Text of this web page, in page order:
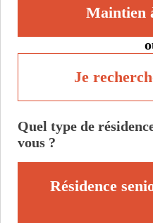
Maintien
Je
Quel type de
vous ?
Résidence